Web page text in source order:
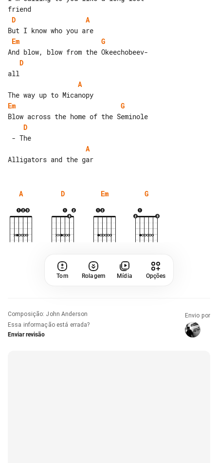
D
A
Em
G
D
A
Em
G
D
A
A D Em G
Tom Rolagem Mídia Opções
Composição: John Anderson
Essa informação está errada?
Enviar revisão
Envio por